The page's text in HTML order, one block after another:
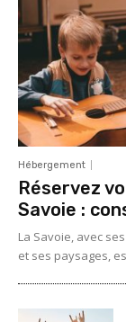
Hébergement
Réservez
Savoie :
La Savoie, avec
et ses paysages,